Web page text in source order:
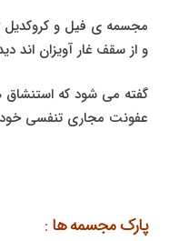
و از سقف غار آویزان اند
گفته می شود که استنشاق
عفونت مجاری تنفسی
پارک مجسمه ها :